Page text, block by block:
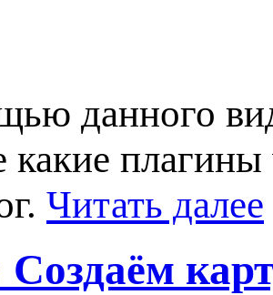
данного
какие
Читать далее